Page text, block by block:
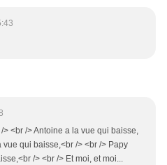
> <br /> Antoine a la vue qui baisse,
vue qui baisse,<br /> <br /> Papy
/> <br /> Et moi, et moi...